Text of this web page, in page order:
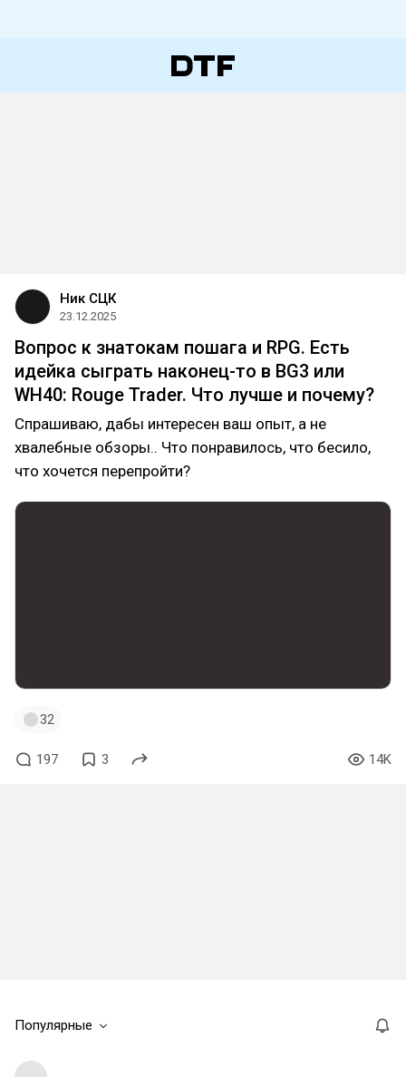
Ник СЦК
23.12.2025
Вопрос к знатокам пошага и RPG. Есть
идейка сыграть наконец-то в BG3 или
WH40: Rouge Trader. Что лучше и почему?
Спрашиваю, дабы интересен ваш опыт, а не
хвалебные обзоры.. Что понравилось, что бесило,
что хочется перепройти?
32
197 3 14K
Популярные